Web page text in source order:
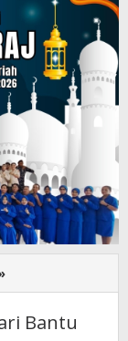
Kodim
Bantu
Bantu